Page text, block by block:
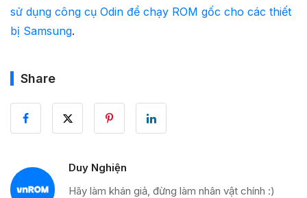
sử dụng công cụ Odin để chạy ROM gốc cho các thiết
bị Samsung.
Share
Duy Nghiện
Hãy làm khán giả, đừng làm nhân vật chính :)